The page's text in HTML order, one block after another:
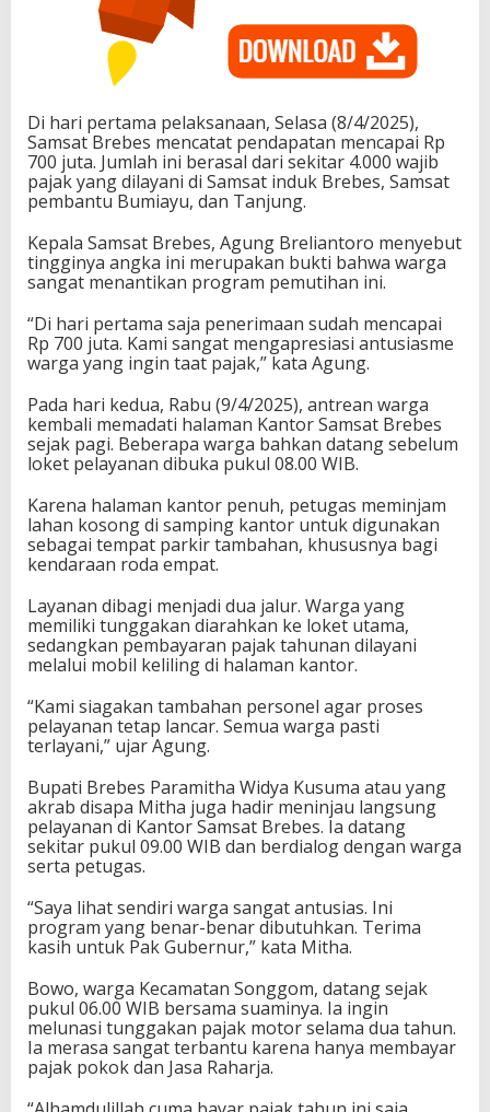
Di hari pertama pelaksanaan, Selasa (8/4/2025),
Samsat Brebes mencatat pendapatan mencapai Rp
700 juta. Jumlah ini berasal dari sekitar 4.000 wajib
pajak yang dilayani di Samsat induk Brebes, Samsat
pembantu Bumiayu, dan Tanjung.
Kepala Samsat Brebes, Agung Breliantoro menyebut
tingginya angka ini merupakan bukti bahwa warga
sangat menantikan program pemutihan ini.
“Di hari pertama saja penerimaan sudah mencapai
Rp 700 juta. Kami sangat mengapresiasi antusiasme
warga yang ingin taat pajak,” kata Agung.
Pada hari kedua, Rabu (9/4/2025), antrean warga
kembali memadati halaman Kantor Samsat Brebes
sejak pagi. Beberapa warga bahkan datang sebelum
loket pelayanan dibuka pukul 08.00 WIB.
Karena halaman kantor penuh, petugas meminjam
lahan kosong di samping kantor untuk digunakan
sebagai tempat parkir tambahan, khususnya bagi
kendaraan roda empat.
Layanan dibagi menjadi dua jalur. Warga yang
memiliki tunggakan diarahkan ke loket utama,
sedangkan pembayaran pajak tahunan dilayani
melalui mobil keliling di halaman kantor.
“Kami siagakan tambahan personel agar proses
pelayanan tetap lancar. Semua warga pasti
terlayani,” ujar Agung.
Bupati Brebes Paramitha Widya Kusuma atau yang
akrab disapa Mitha juga hadir meninjau langsung
pelayanan di Kantor Samsat Brebes. Ia datang
sekitar pukul 09.00 WIB dan berdialog dengan warga
serta petugas.
“Saya lihat sendiri warga sangat antusias. Ini
program yang benar-benar dibutuhkan. Terima
kasih untuk Pak Gubernur,” kata Mitha.
Bowo, warga Kecamatan Songgom, datang sejak
pukul 06.00 WIB bersama suaminya. Ia ingin
melunasi tunggakan pajak motor selama dua tahun.
Ia merasa sangat terbantu karena hanya membayar
pajak pokok dan Jasa Raharja.